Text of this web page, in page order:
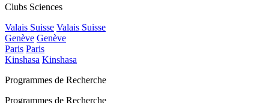
Clubs Sciences
Valais Suisse Valais Suisse
Genève Genève
Paris Paris
Kinshasa Kinshasa
Programmes de Recherche
Programmes de Recherche